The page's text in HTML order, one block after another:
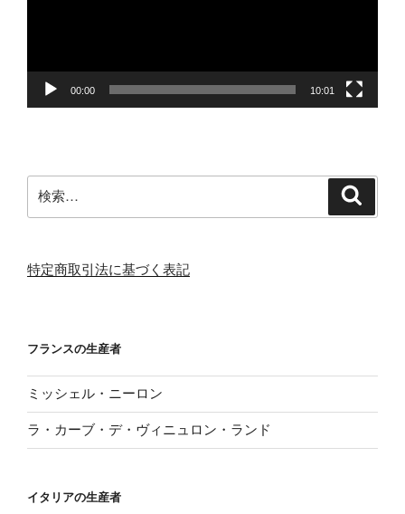
00:00 10:01
索:
特定商取引法に基づく表記
フランスの生産者
ミッシェル・ニーロン
ラ・カーブ・デ・ヴィニュロン・ランド
イタリアの生産者